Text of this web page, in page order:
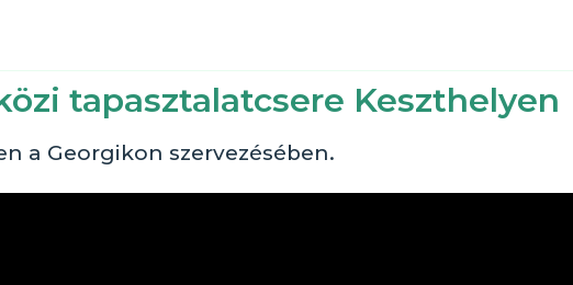
tapasztalatcsere Keszthelyen
a Georgikon szervezésében.